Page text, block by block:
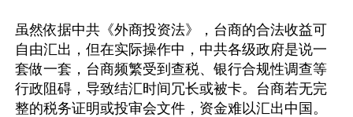
虽然依据中共《外商投资法》，台商的合法收益可
自由汇出，但在实际操作中，中共各级政府是说一
套做一套，台商频繁受到查税、银行合规性调查等
行政阻碍，导致结汇时间冗长或被卡。台商若无完
整的税务证明或投审会文件，资金难以汇出中国。